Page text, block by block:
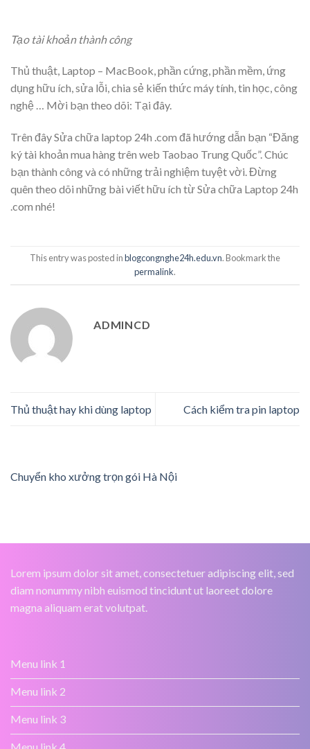
Tạo tài khoản thành công
Thủ thuật, Laptop – MacBook, phần cứng, phần mềm, ứng
dụng hữu ích, sửa lỗi, chia sẻ kiến thức máy tính, tin học, công
nghệ … Mời bạn theo dõi: Tại đây.
Trên đây Sửa chữa laptop 24h .com đã hướng dẫn bạn “Đăng
ký tài khoản mua hàng trên web Taobao Trung Quốc”. Chúc
bạn thành công và có những trải nghiệm tuyệt vời. Đừng
quên theo dõi những bài viết hữu ích từ Sửa chữa Laptop 24h
.com nhé!
This entry was posted inblogcongnghe24h.edu.vn. Bookmark the
permalink.
ADMINCD
Thủ thuật hay khi dùng laptop Cách kiểm tra pin laptop
Chuyển kho xưởng trọn gói Hà Nội
Lorem ipsum dolor sit amet, consectetuer adipiscing elit, sed
diam nonummy nibh euismod tincidunt ut laoreet dolore
magna aliquam erat volutpat.
Menu link 1
Menu link 2
Menu link 3